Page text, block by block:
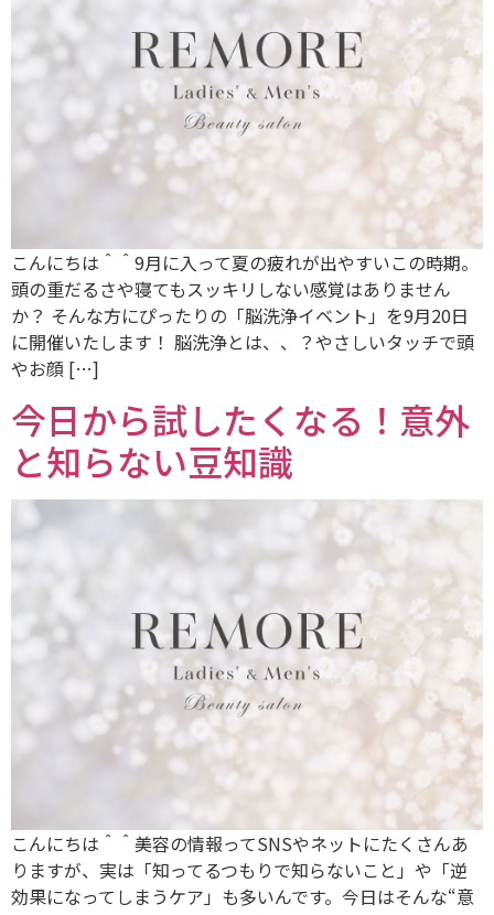
こんにちは＾＾9月に入って夏の疲れが出やすいこの時期。
頭の重だるさや寝てもスッキリしない感覚はありません
か？ そんな方にぴったりの「脳洗浄イベント」を9月20日
に開催いたします！ 脳洗浄とは、、？やさしいタッチで頭
やお顔 […]
今日から試したくなる！意外
と知らない豆知識
こんにちは＾＾美容の情報ってSNSやネットにたくさんあ
りますが、実は「知ってるつもりで知らないこと」や「逆
効果になってしまうケア」も多いんです。今日はそんな“意